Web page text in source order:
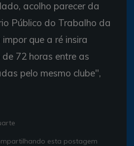
acolho parecer da
Público do Trabalho da
que a ré insira
72 horas entre as
pelo mesmo clube",
esta postagem